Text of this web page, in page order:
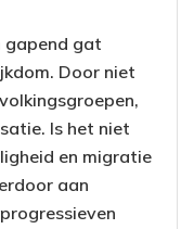
gapend gat
Door niet
Is het niet
en migratie
aan